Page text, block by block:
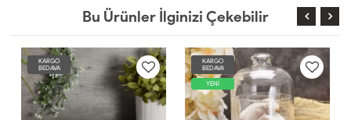
Bu Ürünler İlginizi Çekebilir
KARGO
BEDAVA
KARGO
BEDAVA
YENİ